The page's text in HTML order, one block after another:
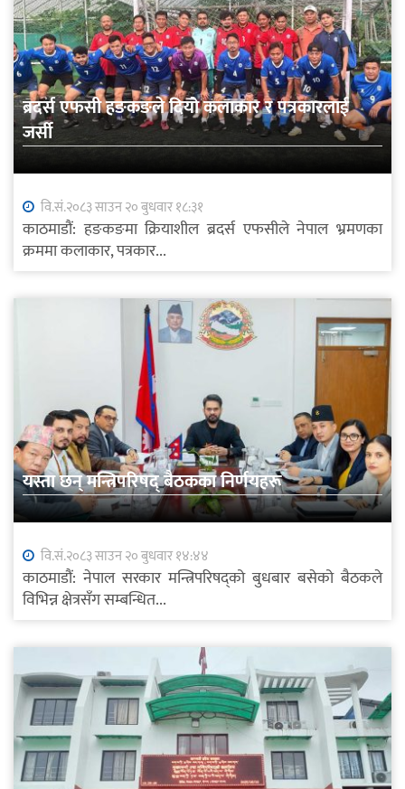
ब्रदर्स एफसी हङकङले दियो कलाकार र पत्रकारलाई
जर्सी
वि.सं.२०८३ साउन २० बुधवार १८:३१
काठमाडौं: हङकङमा क्रियाशील ब्रदर्स एफसीले नेपाल भ्रमणका
क्रममा कलाकार, पत्रकार...
यस्ता छन् मन्त्रिपरिषद् बैठकका निर्णयहरू
वि.सं.२०८३ साउन २० बुधवार १४:४४
काठमाडौं: नेपाल सरकार मन्त्रिपरिषद्को बुधबार बसेको बैठकले
विभिन्न क्षेत्रसँग सम्बन्धित...